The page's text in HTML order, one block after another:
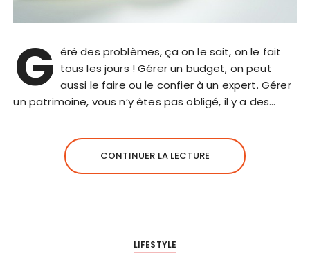
G éré des problèmes, ça on le sait, on le fait
tous les jours ! Gérer un budget, on peut
aussi le faire ou le confier à un expert. Gérer
un patrimoine, vous n’y êtes pas obligé, il y a des…
CONTINUER LA LECTURE
LIFESTYLE